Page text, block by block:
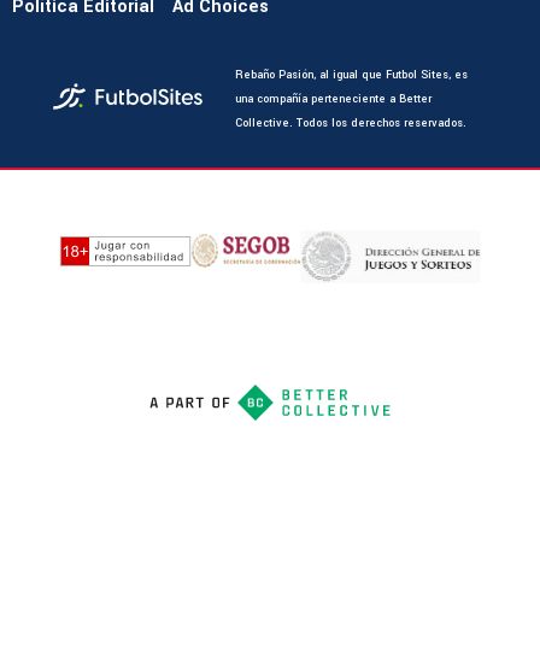
Política Editorial
Ad Choices
Rebaño Pasión, al igual que Futbol Sites, es
una compañía perteneciente a Better
Collective. Todos los derechos reservados.